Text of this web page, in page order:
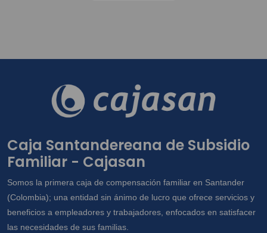
Caja Santandereana de Subsidio
Familiar - Cajasan
Somos la primera caja de compensación familiar en Santander
(Colombia); una entidad sin ánimo de lucro que ofrece servicios y
beneficios a empleadores y trabajadores, enfocados en satisfacer
las necesidades de sus familias.